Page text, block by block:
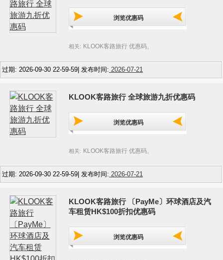
浏览优惠码
相关: KLOOK客路旅行 优惠码
过期: 2026-09-30 22-59-59| 发布时间: 2026-07-21
KLOOK客路旅行 全球旅游九折优惠码
浏览优惠码
相关: KLOOK客路旅行 优惠码
过期: 2026-09-30 22-59-59| 发布时间: 2026-07-21
KLOOK客路旅行 〔PayMe〕环球酒店及汽
车租赁HK$100折扣优惠码
浏览优惠码